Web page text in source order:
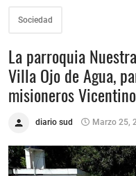
Sociedad
La parroquia
Villa Ojo de Agua,
misioneros
diario sud Marzo 25,